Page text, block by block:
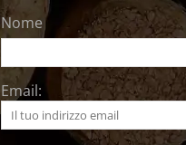
Nome
Email: